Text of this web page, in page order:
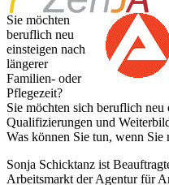
Sie möchten
beruflich neu
einsteigen nach
längerer
Familien- oder
Pflegezeit?
Sie möchten sich beruflich neu
Qualifizierungen und
Was können Sie tun, wenn Sie
Sonja Schicktanz ist
Arbeitsmarkt der Agentur für